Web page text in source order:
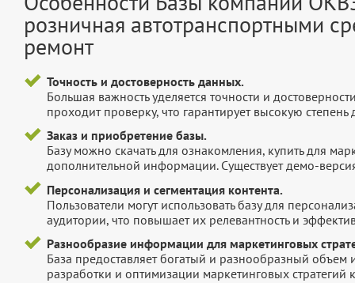
розничная автотранспортными
ремонт
Точность и достоверность данных.
Большая важность уделяется точности и
проходит проверку, что гарантирует высокую
Заказ и приобретение базы.
Базу можно скачать для ознакомления, купить для
дополнительной информации. Существует демо-
Персонализация и сегментация контента.
Пользователи могут использовать базу для
аудитории, что повышает их релевантность и
Разнообразие информации для маркетинговых
База предоставляет богатый и разнообразный
разработки и оптимизации маркетинговых стратегий